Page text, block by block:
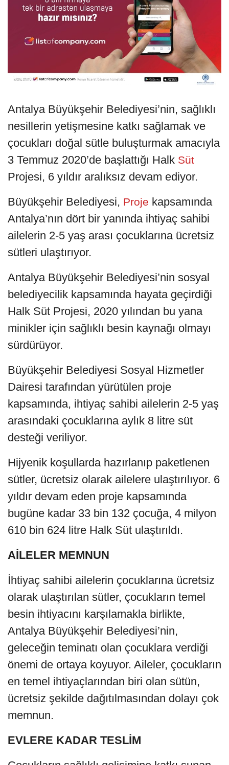
Antalya Büyükşehir Belediyesi’nin, sağlıklı
nesillerin yetişmesine katkı sağlamak ve
çocukları doğal sütle buluşturmak amacıyla
3 Temmuz 2020’de başlattığı Halk Süt
Projesi, 6 yıldır aralıksız devam ediyor.
Büyükşehir Belediyesi, Proje kapsamında
Antalya’nın dört bir yanında ihtiyaç sahibi
ailelerin 2-5 yaş arası çocuklarına ücretsiz
sütleri ulaştırıyor.
Antalya Büyükşehir Belediyesi’nin sosyal
belediyecilik kapsamında hayata geçirdiği
Halk Süt Projesi, 2020 yılından bu yana
minikler için sağlıklı besin kaynağı olmayı
sürdürüyor.
Büyükşehir Belediyesi Sosyal Hizmetler
Dairesi tarafından yürütülen proje
kapsamında, ihtiyaç sahibi ailelerin 2-5 yaş
arasındaki çocuklarına aylık 8 litre süt
desteği veriliyor.
Hijyenik koşullarda hazırlanıp paketlenen
sütler, ücretsiz olarak ailelere ulaştırılıyor. 6
yıldır devam eden proje kapsamında
bugüne kadar 33 bin 132 çocuğa, 4 milyon
610 bin 624 litre Halk Süt ulaştırıldı.
AİLELER MEMNUN
İhtiyaç sahibi ailelerin çocuklarına ücretsiz
olarak ulaştırılan sütler, çocukların temel
besin ihtiyacını karşılamakla birlikte,
Antalya Büyükşehir Belediyesi’nin,
geleceğin teminatı olan çocuklara verdiği
önemi de ortaya koyuyor. Aileler, çocukların
en temel ihtiyaçlarından biri olan sütün,
ücretsiz şekilde dağıtılmasından dolayı çok
memnun.
EVLERE KADAR TESLİM